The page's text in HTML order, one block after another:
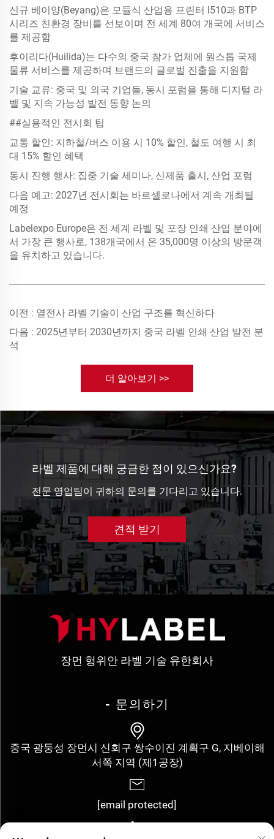
신규 베이양(Beyang)은 모듈식 산업용 프린터 I510과 BTP
시리즈 친환경 장비를 선보이며 전 세계 80여 개국에 서비스
를 제공함
후이리다(Huilida)는 다수의 중국 참가 업체에 원스톱 국제
물류 서비스를 제공하며 브랜드의 글로벌 진출을 지원함
기술 교류: 중국 및 외국 기업들, 동시 포럼을 통해 디지털 라
벨 및 지속 가능성 발전 동향 논의
##실용적인 전시회 팁
교통 할인: 지하철/버스 이용 시 10% 할인, 철도 여행 시 최
대 15% 할인 혜택
동시 진행 행사: 집중 기술 세미나, 신제품 출시, 산업 포럼
다음 예고: 2027년 전시회는 바르셀로나에서 계속 개최될
예정
Labelexpo Europe은 전 세계 라벨 및 포장 인쇄 산업 분야에
서 가장 큰 행사로, 138개국에서 온 35,000명 이상의 방문객
을 유치하고 있습니다.
이전 : 열전사 라벨 기술이 산업 구조를 혁신하다
다음 : 2025년부터 2030년까지 중국 라벨 인쇄 산업 발전 분
석
더 알아보기 >>
라벨 제품에 대해 궁금한 점이 있으신가요?
전문 영업팀이 귀하의 문의를 기다리고 있습니다.
견적 받기
장먼 헝위안 라벨 기술 유한회사
- 문의하기
중국 광둥성 장먼시 신회구 쌍수이진 계획구 G, 지베이해
서쪽 지역 (제1공장)
[email protected]